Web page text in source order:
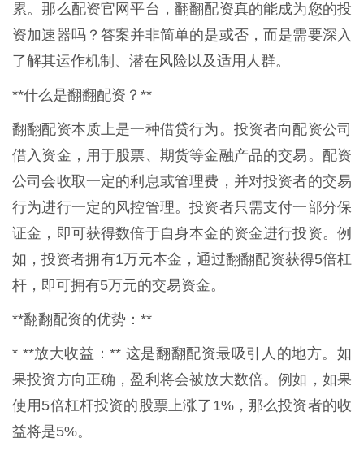
累。那么配资官网平台，翻翻配资真的能成为您的投
资加速器吗？答案并非简单的是或否，而是需要深入
了解其运作机制、潜在风险以及适用人群。
**什么是翻翻配资？**
翻翻配资本质上是一种借贷行为。投资者向配资公司
借入资金，用于股票、期货等金融产品的交易。配资
公司会收取一定的利息或管理费，并对投资者的交易
行为进行一定的风控管理。投资者只需支付一部分保
证金，即可获得数倍于自身本金的资金进行投资。例
如，投资者拥有1万元本金，通过翻翻配资获得5倍杠
杆，即可拥有5万元的交易资金。
**翻翻配资的优势：**
* **放大收益：** 这是翻翻配资最吸引人的地方。如
果投资方向正确，盈利将会被放大数倍。例如，如果
使用5倍杠杆投资的股票上涨了1%，那么投资者的收
益将是5%。